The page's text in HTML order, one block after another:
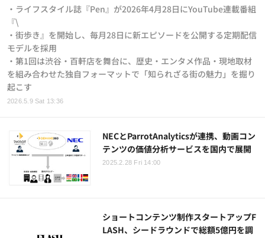
2026.5.9 Sat 13:36
・ライフスタイル誌『Pen』が2026年4月28日にYouTube連載番組
『\
・街歩き』を開始し、毎月28日に新エピソードを公開する定期配信
モデルを採用
・第1回は渋谷・百軒店を舞台に、歴史・エンタメ作品・現地取材
を組み合わせた独自フォーマットで「知られざる街の魅力」を掘り
起こす
NECとParrotAnalyticsが連携、動画コン
テンツの価値分析サービスを国内で展開
2025.2.28 Fri 14:00
ショートコンテンツ制作スタートアップF
LASH、シードラウンドで総額5億円を調